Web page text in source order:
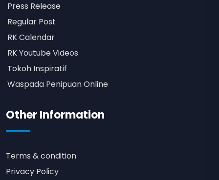
Press Release
Regular Post
RK Calendar
RK Youtube Videos
Tokoh Inspiratif
Waspada Penipuan Online
Other Information
Terms & condition
Privacy Policy